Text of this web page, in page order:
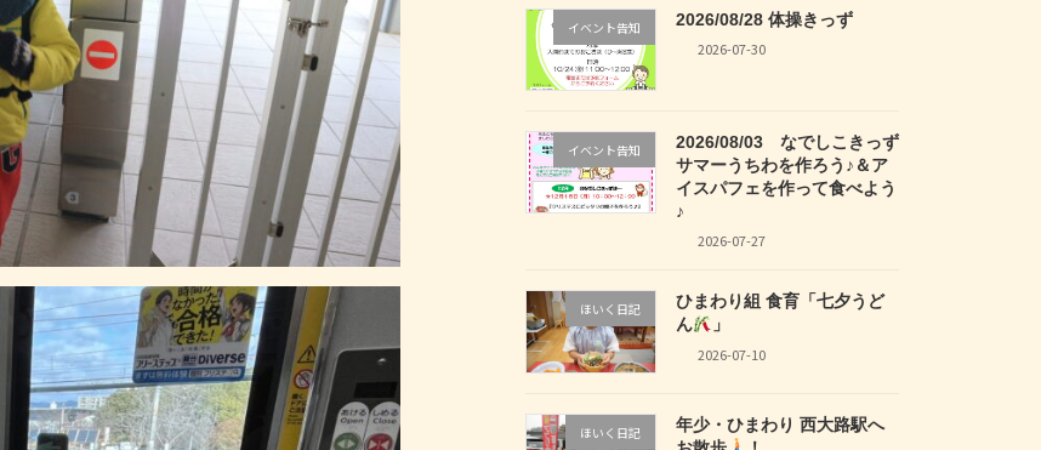
イベント告知
2026/08/28 体操きっず
2026-07-30
イベント告知
2026/08/03 なでしこきっず
サマーうちわを作ろう♪＆ア
イスパフェを作って食べよう
♪
2026-07-27
ほいく日記
ひまわり組 食育「七夕うど
ん
」
2026-07-10
ほいく日記
年少・ひまわり 西大路駅へ